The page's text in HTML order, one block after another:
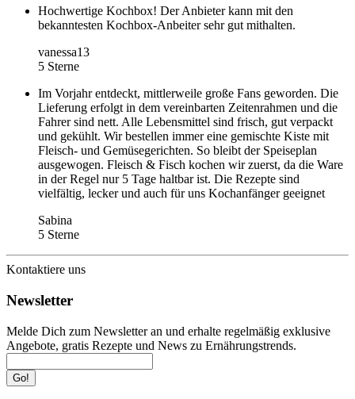
Hochwertige Kochbox! Der Anbieter kann mit den
bekanntesten Kochbox-Anbeiter sehr gut mithalten.
vanessa13
5 Sterne
Im Vorjahr entdeckt, mittlerweile große Fans geworden. Die
Lieferung erfolgt in dem vereinbarten Zeitenrahmen und die
Fahrer sind nett. Alle Lebensmittel sind frisch, gut verpackt
und gekühlt. Wir bestellen immer eine gemischte Kiste mit
Fleisch- und Gemüsegerichten. So bleibt der Speiseplan
ausgewogen. Fleisch & Fisch kochen wir zuerst, da die Ware
in der Regel nur 5 Tage haltbar ist. Die Rezepte sind
vielfältig, lecker und auch für uns Kochanfänger geeignet
Sabina
5 Sterne
Kontaktiere uns
Newsletter
Melde Dich zum Newsletter an und erhalte regelmäßig exklusive
Angebote, gratis Rezepte und News zu Ernährungstrends.
Go!